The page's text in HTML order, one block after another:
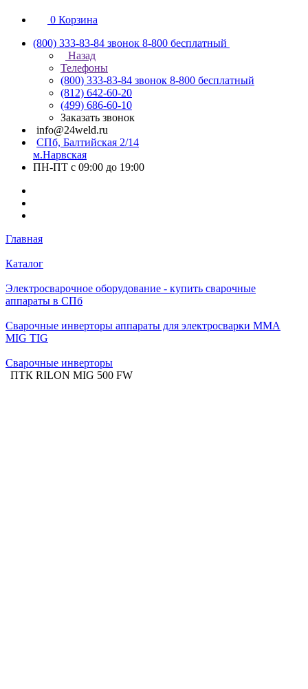
0 Корзина
(800) 333-83-84 звонок 8-800 бесплатный
Назад
Телефоны
(800) 333-83-84 звонок 8-800 бесплатный
(812) 642-60-20
(499) 686-60-10
Заказать звонок
info@24weld.ru
СПб, Балтийская 2/14
м.Нарвская
ПН-ПТ с 09:00 до 19:00
Главная
Каталог
Электросварочное оборудование - купить сварочные
аппараты в СПб
Сварочные инверторы аппараты для электросварки MMA
MIG TIG
Сварочные инверторы
ПТК RILON MIG 500 FW